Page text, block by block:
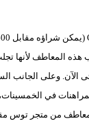
هذه المعاطف لأنها
الآن. وعلى الجانب
في